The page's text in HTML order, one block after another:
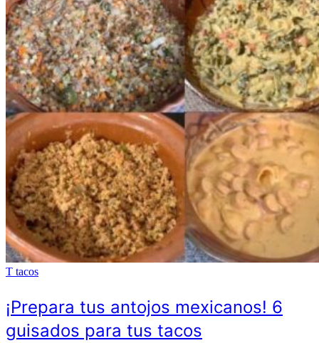
T tacos
¡Prepara tus antojos mexicanos! 6
guisados para tus tacos